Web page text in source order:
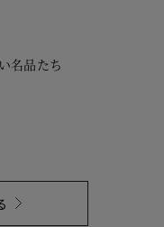
名品たち